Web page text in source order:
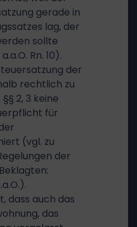
gerade in
lag, der
sollte
Rn. 10).
der
rechtlich zu
2, 3 keine
für
(vgl. zu
der
dass auch das
das